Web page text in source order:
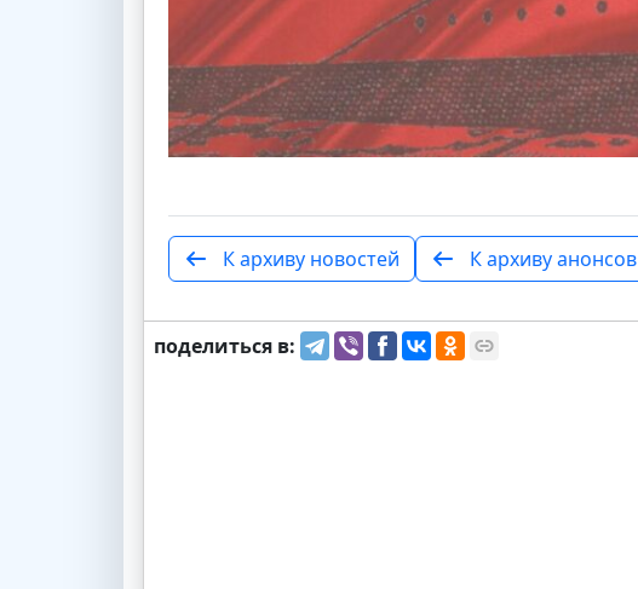
К архиву новостей К архиву анонсов
поделиться в: